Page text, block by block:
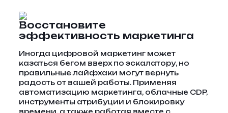
Восстановите
эффективность маркетинга
Иногда цифровой маркетинг может
казаться бегом вверх по эскалатору, но
правильные лайфхаки могут вернуть
радость от вашей работы. Применяя
автоматизацию маркетинга, облачные CDP,
инструменты атрибуции и блокировку